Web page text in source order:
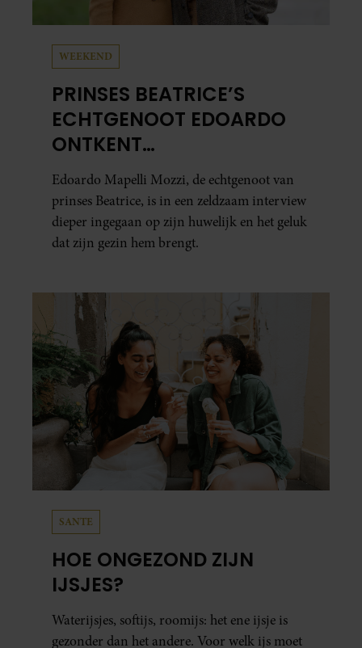
WEEKEND
PRINSES BEATRICE’S
ECHTGENOOT EDOARDO
ONTKENT
HUWELIJKSPROBLEMEN
Edoardo Mapelli Mozzi, de echtgenoot van
prinses Beatrice, is in een zeldzaam interview
dieper ingegaan op zijn huwelijk en het geluk
dat zijn gezin hem brengt.
SANTE
HOE ONGEZOND ZIJN
IJSJES?
Waterijsjes, softijs, roomijs: het ene ijsje is
gezonder dan het andere. Voor welk ijs moet